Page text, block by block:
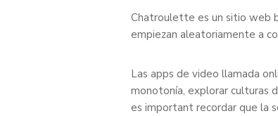
Chatroulette es un sitio web
empiezan aleatoriamente a
Las apps de video llamada
monotonía, explorar culturas
es important recordar que la